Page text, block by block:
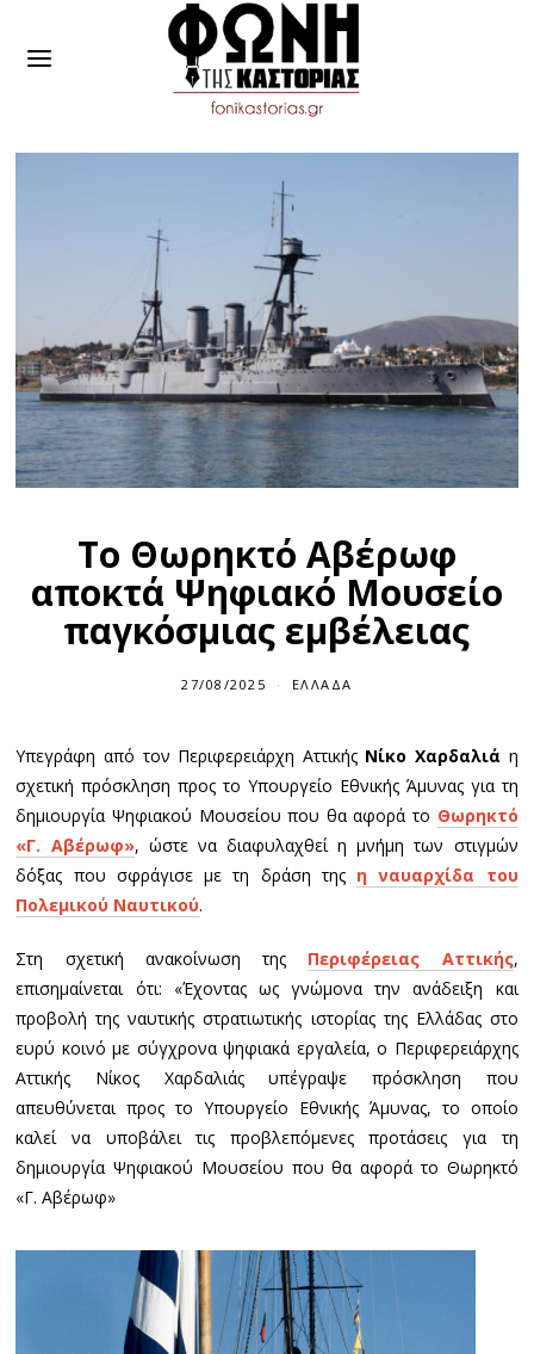
Το Θωρηκτό Αβέρωφ
αποκτά Ψηφιακό Μουσείο
παγκόσμιας εμβέλειας
27/08/2025 ΕΛΛΆΔΑ
Υπεγράφη από τον Περιφερειάρχη Αττικής Νίκο Χαρδαλιά η
σχετική πρόσκληση προς το Υπουργείο Εθνικής Άμυνας για τη
δημιουργία Ψηφιακού Μουσείου που θα αφορά το Θωρηκτό
«Γ. Αβέρωφ», ώστε να διαφυλαχθεί η μνήμη των στιγμών
δόξας που σφράγισε με τη δράση της η ναυαρχίδα του
Πολεμικού Ναυτικού.
Στη σχετική ανακοίνωση της Περιφέρειας Αττικής,
επισημαίνεται ότι: «Έχοντας ως γνώμονα την ανάδειξη και
προβολή της ναυτικής στρατιωτικής ιστορίας της Ελλάδας στο
ευρύ κοινό με σύγχρονα ψηφιακά εργαλεία, ο Περιφερειάρχης
Αττικής Νίκος Χαρδαλιάς υπέγραψε πρόσκληση που
απευθύνεται προς το Υπουργείο Εθνικής Άμυνας, το οποίο
καλεί να υποβάλει τις προβλεπόμενες προτάσεις για τη
δημιουργία Ψηφιακού Μουσείου που θα αφορά το Θωρηκτό
«Γ. Αβέρωφ»